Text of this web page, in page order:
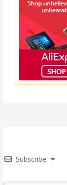
Subscribe